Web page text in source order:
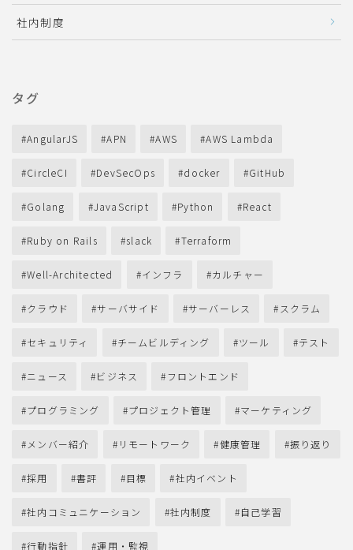
社内制度
タグ
AngularJS APN AWS AWS Lambda
CircleCI DevSecOps docker GitHub
Golang JavaScript Python React
Ruby on Rails slack Terraform
Well-Architected インフラ カルチャー
クラウド サーバサイド サーバーレス スクラム
セキュリティ チームビルディング ツール テスト
ニュース ビジネス フロントエンド
プログラミング プロジェクト管理 マーケティング
メンバー紹介 リモートワーク 健康管理 振り返り
採用 書評 目標 社内イベント
社内コミュニケーション 社内制度 自己学習
行動指針 運用・監視